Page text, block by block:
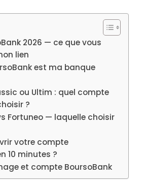
2026 — ce que vous
lien
est ma banque
ou Ultim : quel compte
?
Fortuneo — laquelle choisir
votre compte
10 minutes ?
et compte BoursoBank